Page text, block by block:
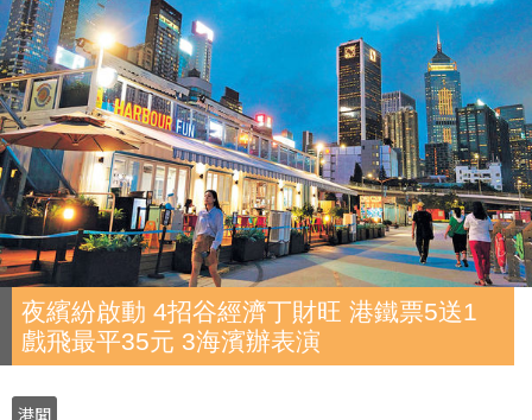
夜繽紛啟動 4招谷經濟丁財旺 港鐵票5送1
戲飛最平35元 3海濱辦表演
港聞